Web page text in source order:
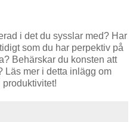
i det du sysslar med? Har
som du har perpektiv på
Behärskar du konsten att
Läs mer i detta inlägg om
produktivitet!